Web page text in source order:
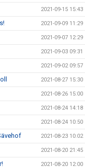
2021-09-15 15:43
2021-09-09 11:29
2021-09-07 12:29
2021-09-03 09:31
2021-09-02 09:57
2021-08-27 15:30
2021-08-26 15:00
2021-08-24 14:18
2021-08-24 10:50
2021-08-23 10:02
2021-08-20 21:45
2021-08-20 12:00